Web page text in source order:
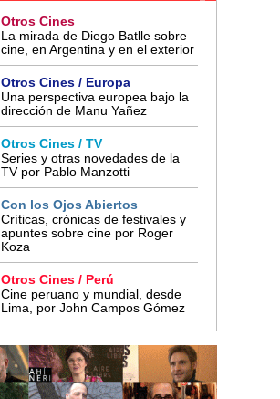
Otros Cines
La mirada de Diego Batlle sobre
cine, en Argentina y en el exterior
Otros Cines / Europa
Una perspectiva europea bajo la
dirección de Manu Yañez
Otros Cines / TV
Series y otras novedades de la
TV por Pablo Manzotti
Con los Ojos Abiertos
Críticas, crónicas de festivales y
apuntes sobre cine por Roger
Koza
Otros Cines / Perú
Cine peruano y mundial, desde
Lima, por John Campos Gómez